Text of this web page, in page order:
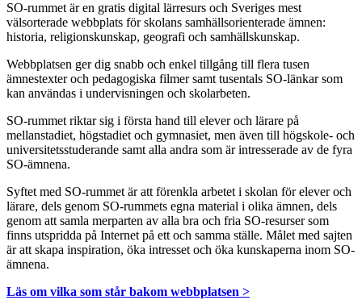
SO-rummet är en gratis digital lärresurs och Sveriges mest
välsorterade webbplats för skolans samhällsorienterade ämnen:
historia, religionskunskap, geografi och samhällskunskap.
Webbplatsen ger dig snabb och enkel tillgång till flera tusen
ämnestexter och pedagogiska filmer samt tusentals SO-länkar som
kan användas i undervisningen och skolarbeten.
SO-rummet riktar sig i första hand till elever och lärare på
mellanstadiet, högstadiet och gymnasiet, men även till högskole- och
universitetsstuderande samt alla andra som är intresserade av de fyra
SO-ämnena.
Syftet med SO-rummet är att förenkla arbetet i skolan för elever och
lärare, dels genom SO-rummets egna material i olika ämnen, dels
genom att samla merparten av alla bra och fria SO-resurser som
finns utspridda på Internet på ett och samma ställe. Målet med sajten
är att skapa inspiration, öka intresset och öka kunskaperna inom SO-
ämnena.
Läs om vilka som står bakom webbplatsen >